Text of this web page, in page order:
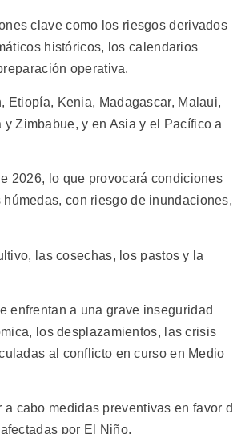
clave como los riesgos derivados
históricos, los calendarios
operativa.
Etiopía, Kenia, Madagascar, Malaui,
Zimbabue, y en Asia y el Pacífico a
2026, lo que provocará condiciones
con riesgo de inundaciones,
las cosechas, los pastos y la
enfrentan a una grave inseguridad
los desplazamientos, las crisis
al conflicto en curso en Medio
cabo medidas preventivas en favor
por El Niño.